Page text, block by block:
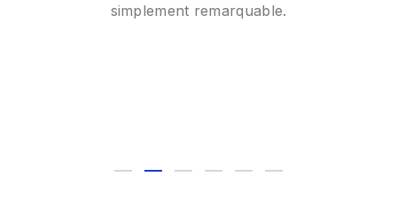
simplement remarquable.
avéré d’une aide précieuse. Une équipe